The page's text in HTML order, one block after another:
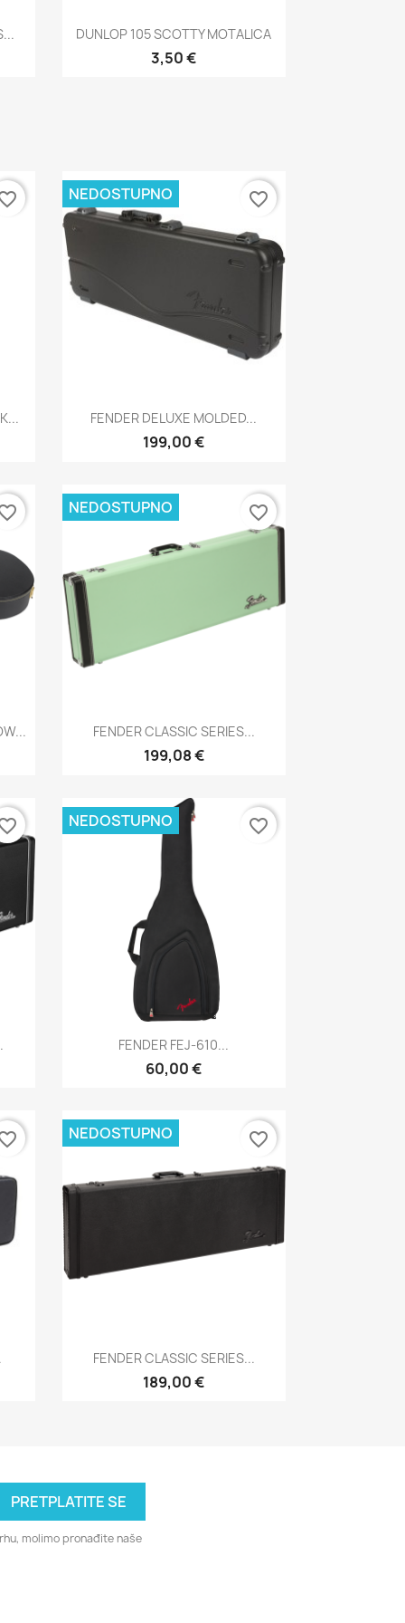
Brzi pregled
DUNLOP 105 SCOTTY MOTALICA
3,50 €
Brzi pregled
FENDER DELUXE MOLDED...
199,00 €
NEDOSTUPNO favorite_border
Brzi pregled
FENDER CLASSIC SERIES...
199,08 €
NEDOSTUPNO favorite_border
Brzi pregled
FENDER FEJ-610...
60,00 €
NEDOSTUPNO favorite_border
Brzi pregled
FENDER CLASSIC SERIES...
189,00 €
NEDOSTUPNO favorite_border
molimo pronađite naše